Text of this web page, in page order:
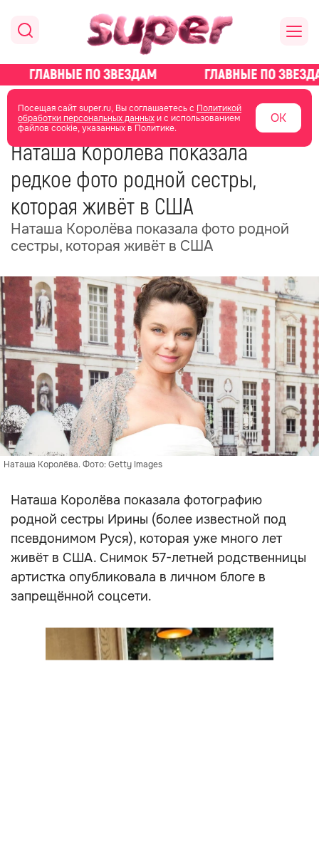
Посещая сайт super.ru, Вы соглашаетесь с Политикой
обработки персональных данныхи с использованием
файлов cookie, указанных в Политике.
ОК
главная новости о звездах новости
15 мая 13:10
Наташа Королёва показала
редкое фото родной сестры,
которая живёт в США
Наташа Королёва показала фото родной
сестры, которая живёт в США
Наташа Королёва. Фото: Getty Images
Наташа Королёва показала фотографию
родной сестры Ирины (более известной под
псевдонимом Руся), которая уже много лет
живёт в США. Снимок 57-летней родственницы
артистка опубликовала в личном блоге в
запрещённой соцсети.